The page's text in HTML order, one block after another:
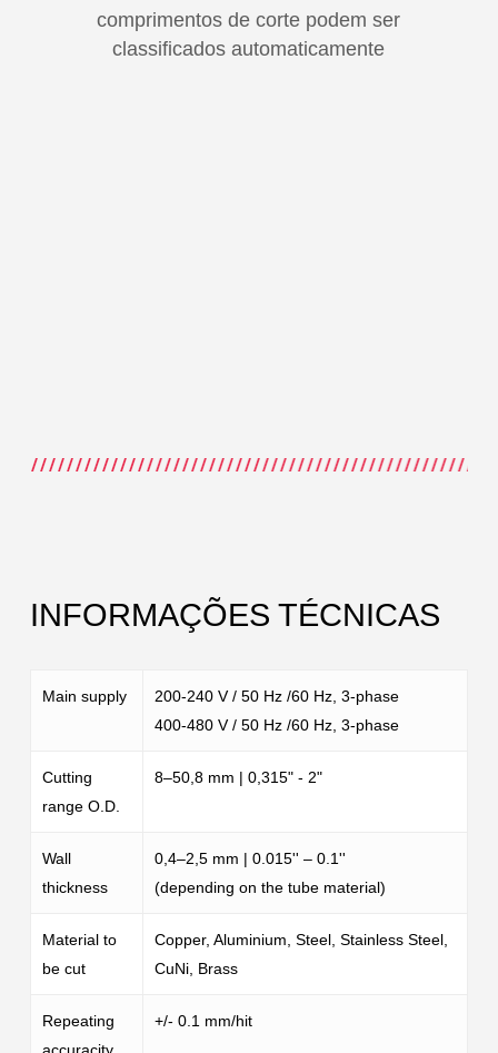
Close
Close
comprimentos de corte podem ser
classificados automaticamente
INFORMAÇÕES TÉCNICAS
Main supply
200-240 V / 50 Hz /60 Hz, 3-phase
400-480 V / 50 Hz /60 Hz, 3-phase
Cutting
range O.D.
8–50,8 mm | 0,315" - 2"
Wall
thickness
0,4–2,5 mm | 0.015'' – 0.1''
(depending on the tube material)
Material to
be cut
Copper, Aluminium, Steel, Stainless Steel,
CuNi, Brass
Repeating
+/- 0.1 mm/hit